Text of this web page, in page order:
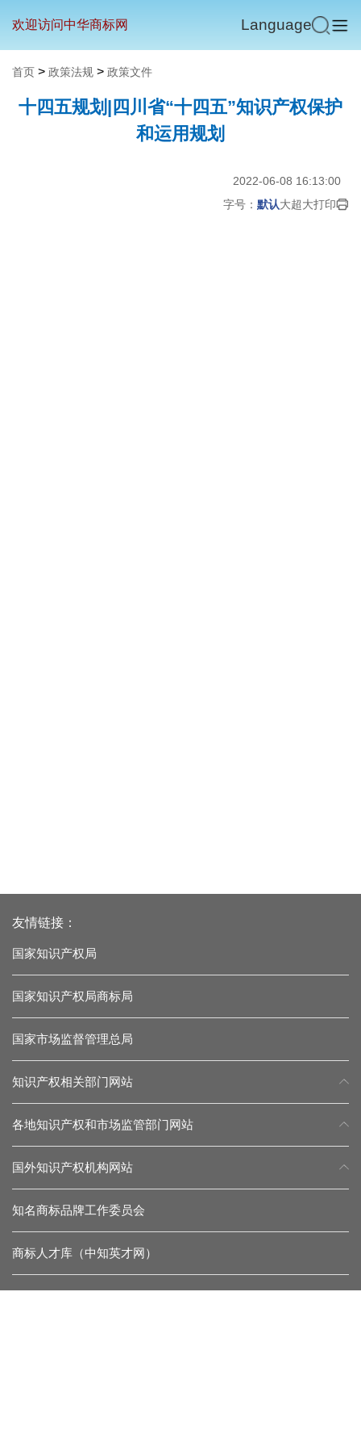
欢迎访问中华商标网 Language
首页 > 政策法规 > 政策文件
十四五规划|四川省“十四五”知识产权保护
和运用规划
2022-06-08 16:13:00
字号： 默认大超大打印
友情链接：
国家知识产权局
国家知识产权局商标局
国家市场监督管理总局
知识产权相关部门网站
各地知识产权和市场监管部门网站
国外知识产权机构网站
知名商标品牌工作委员会
商标人才库（中知英才网）